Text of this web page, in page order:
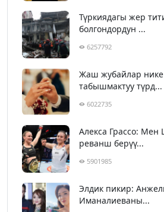
Түркиядагы жер
болгондордун ...
6257792
Жаш жубайлар нике
табышмактуу түрд...
6022735
Алекса Грассо: Мен
реванш берүү...
5901985
Элдик пикир:
Иманалиеваны...